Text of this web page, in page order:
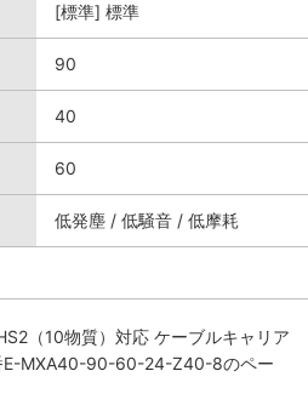
[標準] 標準
90
40
60
低発塵 / 低騒音 / 低摩耗
（10物質）対応 ケーブルキャリア
E-MXA40-90-60-24-Z40-8のペー